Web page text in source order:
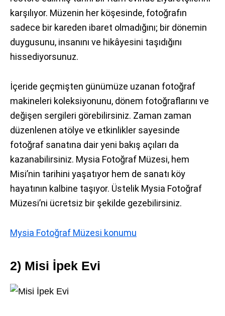
karşılıyor. Müzenin her köşesinde, fotoğrafın
sadece bir kareden ibaret olmadığını; bir dönemin
duygusunu, insanını ve hikâyesini taşıdığını
hissediyorsunuz.
İçeride geçmişten günümüze uzanan fotoğraf
makineleri koleksiyonunu, dönem fotoğraflarını ve
değişen sergileri görebilirsiniz. Zaman zaman
düzenlenen atölye ve etkinlikler sayesinde
fotoğraf sanatına dair yeni bakış açıları da
kazanabilirsiniz. Mysia Fotoğraf Müzesi, hem
Misi’nin tarihini yaşatıyor hem de sanatı köy
hayatının kalbine taşıyor. Üstelik Mysia Fotoğraf
Müzesi’ni ücretsiz bir şekilde gezebilirsiniz.
Mysia Fotoğraf Müzesi konumu
2) Misi İpek Evi